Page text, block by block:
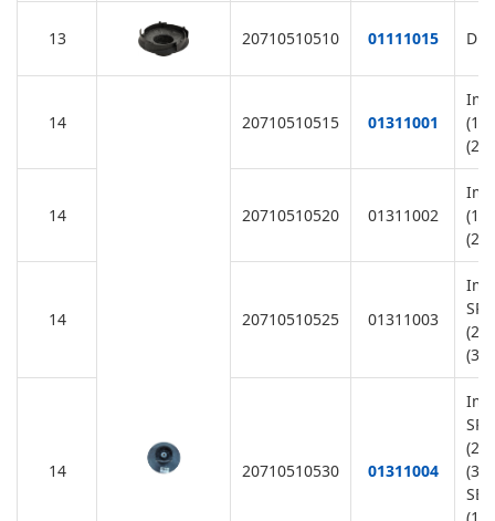
13 20710510510 01111015
14 20710510515 01311001
14 20710510520 01311002
14 20710510525 01311003
14 20710510530 01311004